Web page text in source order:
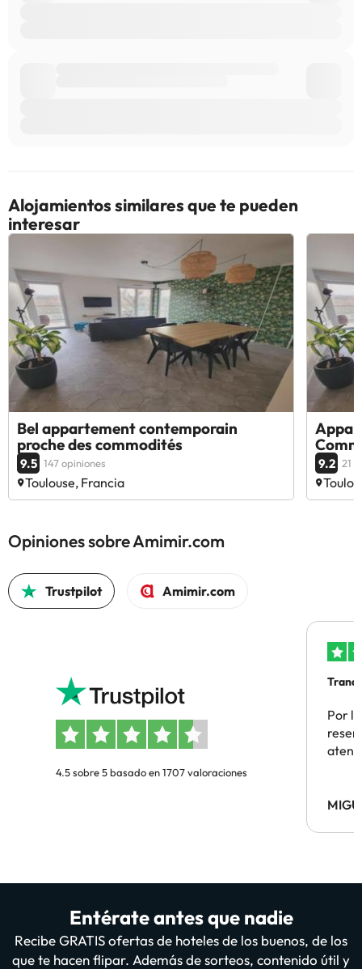
Alojamientos similares que te pueden
interesar
Bel appartement contemporain
proche des commodités
9.5 147 opiniones
Toulouse, Francia
9.2 21
Opiniones sobre Amimir.com
Trustpilot Amimir.com
4.5 sobre 5 basado en 1707 valoraciones
Por
Entérate antes que nadie
Recibe GRATIS ofertas de hoteles de los buenos, de los
que te hacen flipar. Además de sorteos, contenido útil y